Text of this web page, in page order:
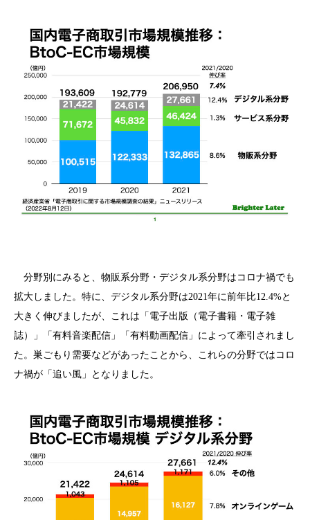
分野別にみると、物販系分野・デジタル系分野はコロナ禍でも
拡大しました。特に、デジタル系分野は2021年に前年比12.4%と
大きく伸びましたが、これは「電子出版（電子書籍・電子雑
誌）」「有料音楽配信」「有料動画配信」によって牽引されまし
た。巣ごもり需要などがあったことから、これらの分野ではコロ
ナ禍が「追い風」となりました。